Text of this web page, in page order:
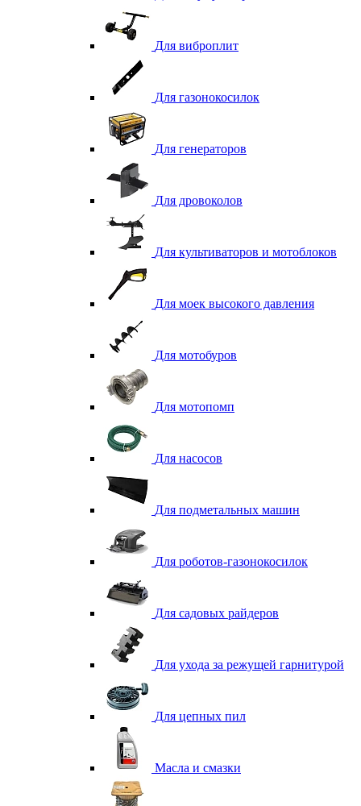
Для виброплит
Для газонокосилок
Для генераторов
Для дровоколов
Для культиваторов и мотоблоков
Для моек высокого давления
Для мотобуров
Для мотопомп
Для насосов
Для подметальных машин
Для роботов-газонокосилок
Для садовых райдеров
Для ухода за режущей гарнитурой
Для цепных пил
Масла и смазки